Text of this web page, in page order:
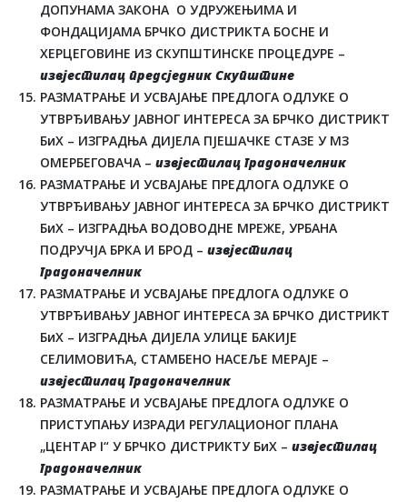
ДОПУНАМА ЗАКОНА О УДРУЖЕЊИМА И
ФОНДАЦИЈАМА БРЧКО ДИСТРИКТА БОСНЕ И
ХЕРЦЕГОВИНЕ ИЗ СКУПШТИНСКЕ ПРОЦЕДУРЕ –
извјестилац предсједник Скупштине
РАЗМАТРАЊЕ И УСВАЈАЊЕ ПРЕДЛОГА ОДЛУКЕ О
УТВРЂИВАЊУ ЈАВНОГ ИНТЕРЕСА ЗА БРЧКО ДИСТРИКТ
БиХ – ИЗГРАДЊА ДИЈЕЛА ПЈЕШАЧКЕ СТАЗЕ У МЗ
ОМЕРБЕГОВАЧА – извјестилац градоначелник
РАЗМАТРАЊЕ И УСВАЈАЊЕ ПРЕДЛОГА ОДЛУКЕ О
УТВРЂИВАЊУ ЈАВНОГ ИНТЕРЕСА ЗА БРЧКО ДИСТРИКТ
БиХ – ИЗГРАДЊА ВОДОВОДНЕ МРЕЖЕ, УРБАНА
ПОДРУЧЈА БРКА И БРОД – извјестилац
градоначелник
РАЗМАТРАЊЕ И УСВАЈАЊЕ ПРЕДЛОГА ОДЛУКЕ О
УТВРЂИВАЊУ ЈАВНОГ ИНТЕРЕСА ЗА БРЧКО ДИСТРИКТ
БиХ – ИЗГРАДЊА ДИЈЕЛА УЛИЦЕ БАКИЈЕ
СЕЛИМОВИЋА, СТАМБЕНО НАСЕЉЕ МЕРАЈЕ –
извјестилац градоначелник
РАЗМАТРАЊЕ И УСВАЈАЊЕ ПРЕДЛОГА ОДЛУКЕ О
ПРИСТУПАЊУ ИЗРАДИ РЕГУЛАЦИОНОГ ПЛАНА
„ЦЕНТАР I“ У БРЧКО ДИСТРИКТУ БиХ – извјестилац
градоначелник
РАЗМАТРАЊЕ И УСВАЈАЊЕ ПРЕДЛОГА ОДЛУКЕ О